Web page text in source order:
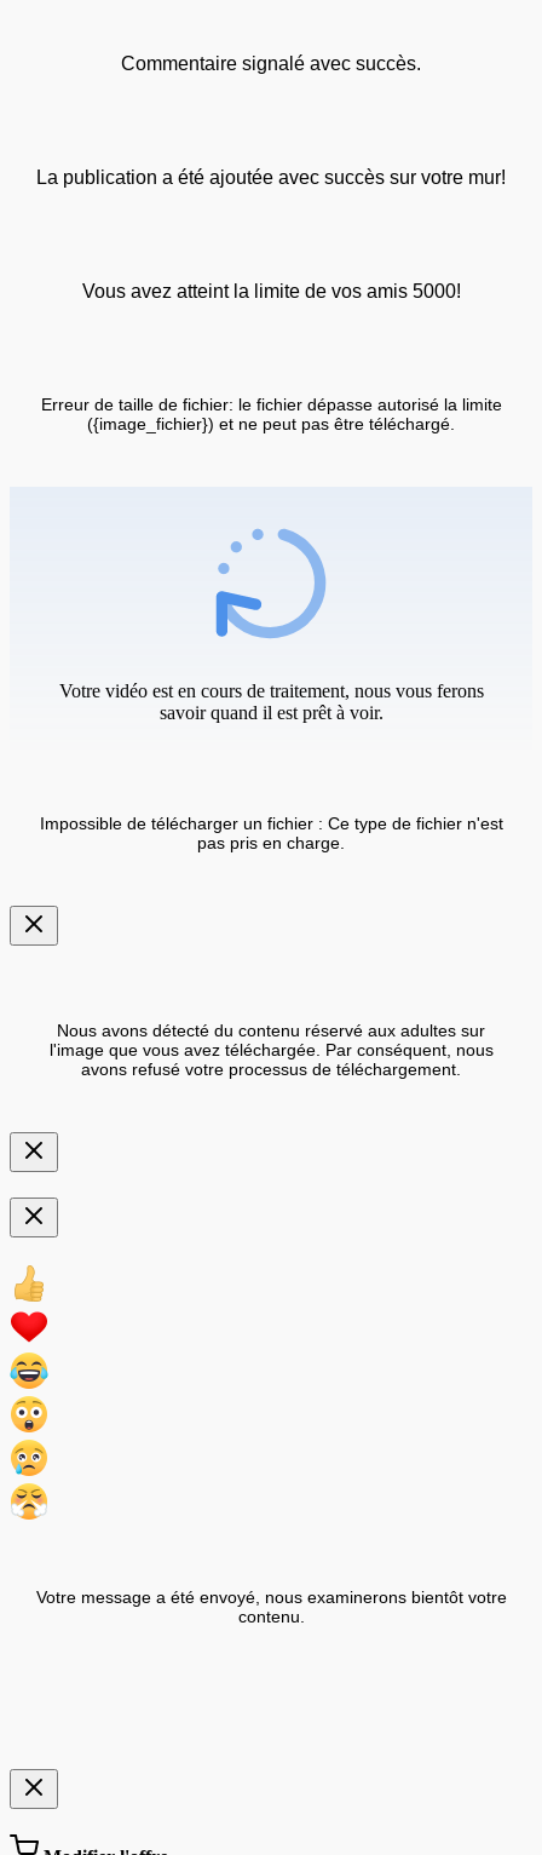
Commentaire signalé avec succès.
La publication a été ajoutée avec succès sur votre mur!
Vous avez atteint la limite de vos amis 5000!
Erreur de taille de fichier: le fichier dépasse autorisé la limite
({image_fichier}) et ne peut pas être téléchargé.
Votre vidéo est en cours de traitement, nous vous ferons
savoir quand il est prêt à voir.
Impossible de télécharger un fichier : Ce type de fichier n'est
pas pris en charge.
Nous avons détecté du contenu réservé aux adultes sur
l'image que vous avez téléchargée. Par conséquent, nous
avons refusé votre processus de téléchargement.
Votre message a été envoyé, nous examinerons bientôt votre
contenu.